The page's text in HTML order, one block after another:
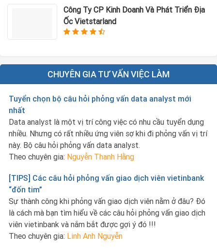
Công Ty CP Kinh Doanh Và Phát Triển Địa
Ốc Vietstarland
CHUYÊN GIA TƯ VẤN VIỆC LÀM
Tuyển chọn bộ câu hỏi phỏng vấn data analyst mới
nhất
Data analyst là một vị trí công việc có nhu cầu tuyển dụng
nhiều. Nhưng có rất nhiều ứng viên sợ khi đi phỏng vấn vị trí
này. Bộ câu hỏi phỏng vấn data analyst.
Theo chuyên gia: Nguyễn Thanh Hằng
[TIPS] Các câu hỏi phỏng vấn giao dịch viên vietinbank
“đốn tim”
Sự thành công khi phỏng vấn giao dịch viên nằm ở đâu? Đó
là cách mà bạn tìm hiểu về các câu hỏi phỏng vấn giao dịch
viên vietinbank và nắm bắt được gợi ý đó !!!
Theo chuyên gia: Linh Anh Nguyễn